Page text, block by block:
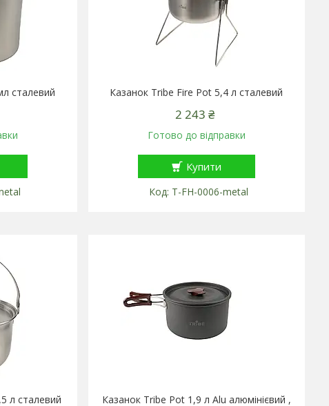
сталевий Казанок Tribe Fire Pot 5,4 л сталевий
2 243 ₴
Готово до відправки
Купити
T-FH-0006-metal
л сталевий
Казанок Tribe Pot 1,9 л Alu алюмінієвий ,